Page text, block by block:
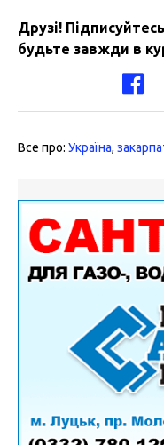
Друзі!
будьте завжди в
Все про: Україна,